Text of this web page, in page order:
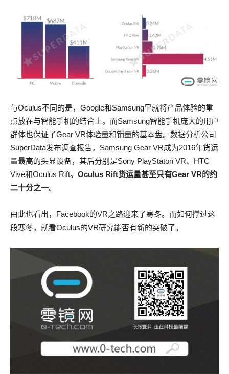
与Oculus不同的是，Google和Samsung早就将产品体验的重
点放在与智能手机的结合上。而Samsung智能手机庞大的用户
群体也保证了Gear VR体验量和销量的基本盘。数据分析公司
SuperData发布调查报告，Samsung Gear VR成为2016年货运
量最高的头显设备，其后分别是Sony PlayStaton VR、HTC
Vive和Oculus Rift。 Oculus Rift货运量甚至只有Gear VR的约
二十分之一。
由此也看出，Facebook的VR之路迎来了寒冬。而如何撑过这
段寒冬，就看Oculus的VR研究能否有新的突破了。